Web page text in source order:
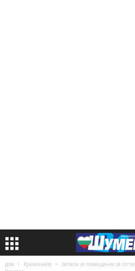
дом Криминале
Запали се помещение за